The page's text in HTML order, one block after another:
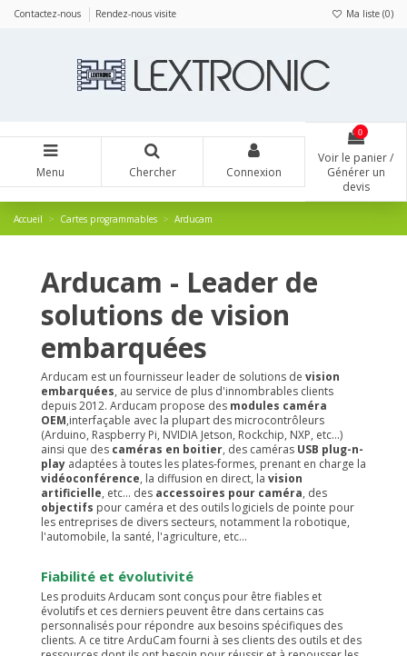
Contactez-nous Rendez-nous visite Ma liste (0)
Menu Chercher Connexion
0
Voir le panier /
Générer un
devis
Accueil Cartes programmables Arducam
Arducam - Leader de
solutions de vision
embarquées
Arducam est un fournisseur leader de solutions de vision
embarquées, au service de plus d'innombrables clients
depuis 2012. Arducam propose des modules caméra
OEM,interfaçable avec la plupart des microcontrôleurs
(Arduino, Raspberry Pi, NVIDIA Jetson, Rockchip, NXP, etc...)
ainsi que des caméras en boitier, des caméras USB plug-n-
play adaptées à toutes les plates-formes, prenant en charge la
vidéoconférence, la diffusion en direct, la vision
artificielle, etc... des accessoires pour caméra, des
objectifs pour caméra et des outils logiciels de pointe pour
les entreprises de divers secteurs, notamment la robotique,
l'automobile, la santé, l'agriculture, etc...
Fiabilité et évolutivité
Les produits Arducam sont conçus pour être fiables et
évolutifs et ces derniers peuvent être dans certains cas
personnalisés pour répondre aux besoins spécifiques des
clients. A ce titre ArduCam fourni à ses clients des outils et des
Panneau de gestion des cookies